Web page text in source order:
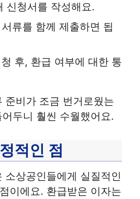
신청서를 작성해요.
류를 함께 제출하면 됩
후, 환급 여부에 대한 통
준비가 조금 번거로웠는
두니 훨씬 수월했어요.
적인 점
소상공인들에게 실질적인
이에요. 환급받은 이자는